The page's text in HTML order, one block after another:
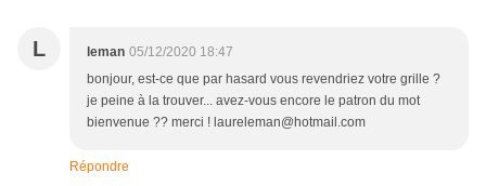
L leman 05/12/2020 18:47
bonjour, est-ce que par hasard vous revendriez votre grille ?
je peine à la trouver... avez-vous encore le patron du mot
bienvenue ?? merci ! laureleman@hotmail.com
Répondre